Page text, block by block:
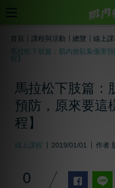
首頁 課程與活動 總覽
線上課
馬拉松下肢篇：肌內效貼紮傷害
程】
馬拉松下肢篇：
預防，原來要這
程】
線上課程 2019/01/01 作者
0